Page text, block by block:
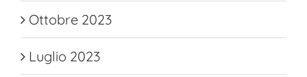
Ottobre 2023
Luglio 2023